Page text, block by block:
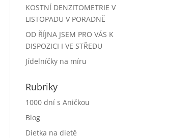
KOSTNÍ DENZITOMETRIE V
LISTOPADU V PORADNĚ
OD ŘÍJNA JSEM PRO VÁS K
DISPOZICI I VE STŘEDU
Jídelníčky na míru
Rubriky
1000 dní s Aničkou
Blog
Dietka na dietě